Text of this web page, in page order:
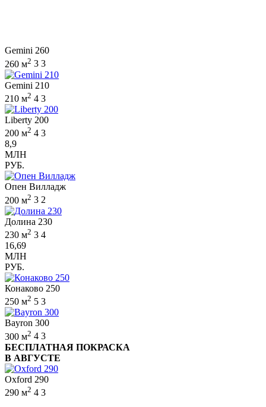
Gemini 260
260 м2 3 3
Gemini 210
210 м2 4 3
Liberty 200
200 м2 4 3
8,9
МЛН
РУБ.
Опен Вилладж
200 м2 3 2
Долина 230
230 м2 3 4
16,69
МЛН
РУБ.
Конаково 250
250 м2 5 3
Bayron 300
300 м2 4 3
БЕСПЛАТНАЯ ПОКРАСКА
В АВГУСТЕ
Oxford 290
290 м2 4 3